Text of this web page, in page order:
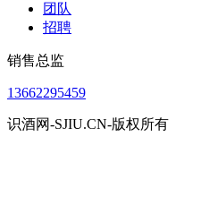
团队
招聘
销售总监
13662295459
识酒网-SJIU.CN-版权所有